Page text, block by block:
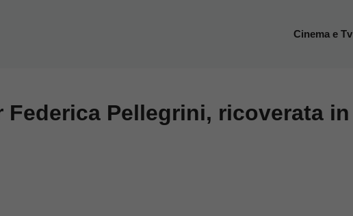
Cinema e Tv
Federica Pellegrini, ricoverata in